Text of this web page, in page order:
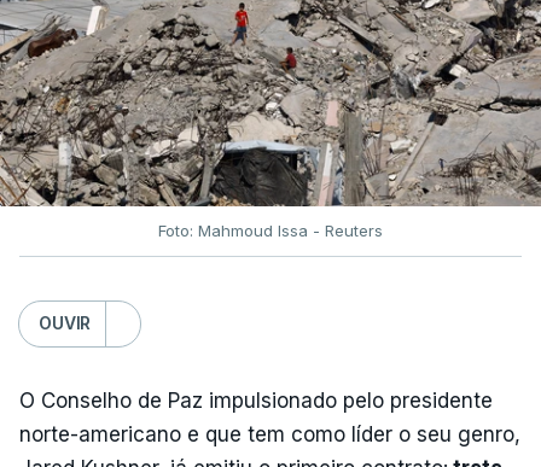
Foto: Mahmoud Issa - Reuters
OUVIR
O Conselho de Paz impulsionado pelo presidente
norte-americano e que tem como líder o seu genro,